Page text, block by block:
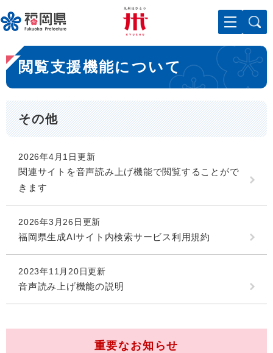
ー
ジ
先
頭
で
。
メニューを飛ばして本文へ
本
文
閲覧支援機能について
その他
2026年4月1日更新
関連サイトを音声読み上げ機能で閲覧することがで
きます
2026年3月26日更新
福岡県生成AIサイト内検索サービス利用規約
2023年11月20日更新
音声読み上げ機能の説明
重要なお知らせ